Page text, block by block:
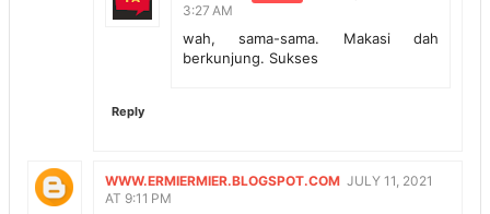
3:27 AM
wah, sama-sama. Makasi dah
berkunjung. Sukses
Reply
WWW.ERMIERMIER.BLOGSPOT.COM JULY 11, 2021
AT 9:11 PM